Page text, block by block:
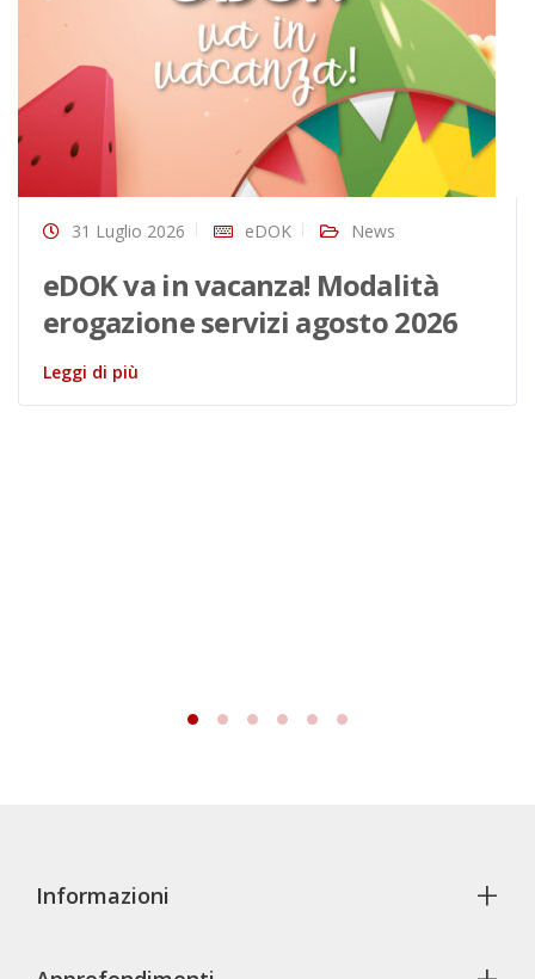
31 Luglio 2026 eDOK News
eDOK va in vacanza! Modalità
erogazione servizi agosto 2026
Leggi di più
Informazioni +